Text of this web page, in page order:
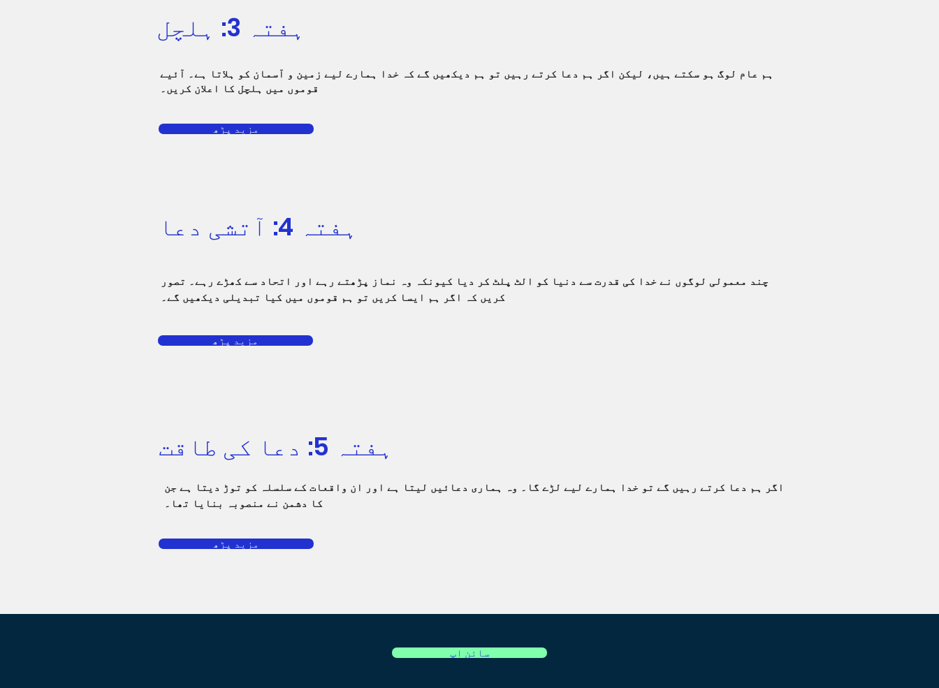
ہفتہ 3: ہلچل
ہم عام لوگ ہو سکتے ہیں، لیکن اگر ہم دعا کرتے رہیں تو ہم دیکھیں گے کہ خدا ہمارے لیے زمین و آسمان کو ہلاتا ہے۔ آئیے
قوموں میں ہلچل کا اعلان کریں۔
مزید پڑھ
ہفتہ 4: آتشی دعا
چند معمولی لوگوں نے خدا کی قدرت سے دنیا کو الٹ پلٹ کر دیا کیونکہ وہ نماز پڑھتے رہے اور اتحاد سے کھڑے رہے۔ تصور
کریں کہ اگر ہم ایسا کریں تو ہم قوموں میں کیا تبدیلی دیکھیں گے۔
مزید پڑھ
ہفتہ 5: دعا کی طاقت
اگر ہم دعا کرتے رہیں گے تو خدا ہمارے لیے لڑے گا۔ وہ ہماری دعائیں لیتا ہے اور ان واقعات کے سلسلہ کو توڑ دیتا ہے جن
کا دشمن نے منصوبہ بنایا تھا۔
مزید پڑھ
سائن اپ